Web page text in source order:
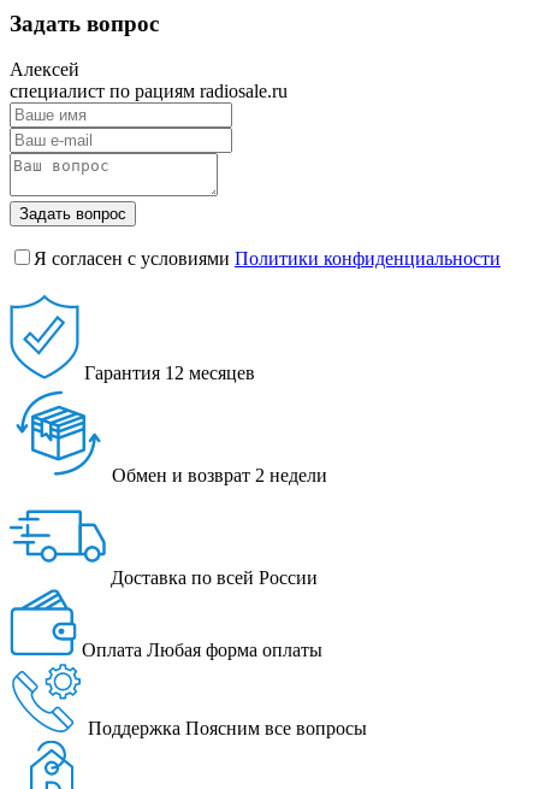
Задать вопрос
Алексей
специалист по рациям radiosale.ru
Задать вопрос
Я согласен с условиями Политики конфиденциальности
Гарантия 12 месяцев
Обмен и возврат 2 недели
Доставка по всей России
Оплата Любая форма оплаты
Поддержка Поясним все вопросы